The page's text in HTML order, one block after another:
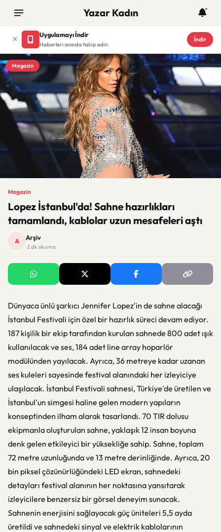
Yazar Kadın
Uygulamayı İndir
Haberleri anında takip edin
İndir
Magazin
Magazin
Lopez İstanbul'da! Sahne hazırlıkları
tamamlandı, kablolar uzun mesafeleri aştı
A Arşiv
· 2 dk okuma
Dünyaca ünlü şarkıcı Jennifer Lopez'in de sahne alacağı
İstanbul Festivali için özel bir hazırlık süreci devam ediyor.
187 kişilik bir ekip tarafından kurulan sahnede 800 adet ışık
kullanılacak ve ses, 184 adet line array hoparlör
modülünden yayılacak. Ayrıca, 36 metreye kadar uzanan
ses kuleleri sayesinde festival alanındaki her izleyiciye
ulaşılacak. İstanbul Festivali sahnesi, Türkiye'de üretilen ve
İstanbul'un simgesi haline gelen modern yapıların
konseptinden ilham alarak tasarlandı. 70 TIR dolusu
ekipmanla oluşturulan sahne, yaklaşık 12 insan boyuna
denk gelen etkileyici bir yüksekliğe sahip. Sahne, toplam
72 metre uzunluğunda ve 13 metre derinliğinde. Ayrıca, 20
bin piksel çözünürlüğündeki LED ekran, sahnedeki
detayları festival alanının her noktasına yansıtarak
izleyicilere benzersiz bir görsel deneyim sunacak.
Sahnenin enerjisini sağlayacak güç üniteleri 5,5 ayda
üretildi ve sahnedeki sinyal ve elektrik kablolarının